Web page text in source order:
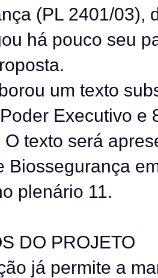
(PL 2401/03),
há pouco seu
um texto
Executivo e
O texto será
Biossegurança
plenário 11.
DO PROJETO
já permite a